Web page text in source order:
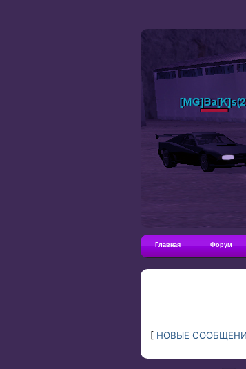
Главная Форум
[ НОВЫЕ